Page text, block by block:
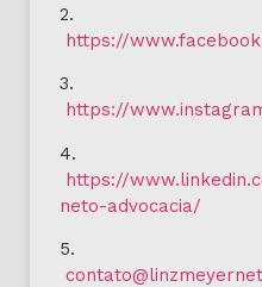
2.
https://
3.
https://
4.
https://
neto-advocacia/
5.